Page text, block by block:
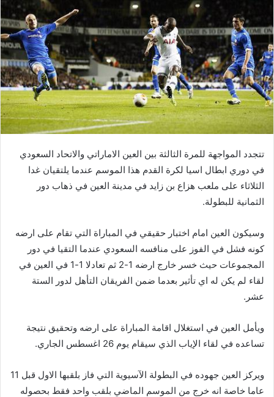
تتجدد المواجهة للمرة الثالثة بين العين الاماراتي والاتحاد السعودي
في دوري ابطال اسيا لكرة القدم هذا الموسم عندما يلتقيان غدا
الثلاثاء على ملعب هزاع بن زايد في مدينة العين في ذهاب دور
الثمانية للبطولة.
وسيكون العين امام اختبار حقيقي في المباراة التي تقام على ارضه
كونه فشل في الفوز على منافسه السعودي عندما التقيا في دور
المجموعات حيث خسر خارج ارضه 1-2 ثم تعادلا 1-1 في العين في
لقاء لم يكن له اي تأثير بعدما ضمن الفريقان التأهل لدور الستة
عشر.
ويأمل العين في استغلال اقامة المباراة على ارضه وتحقيق نتيجة
تساعده في لقاء الإياب الذي سيقام يوم 26 اغسطس الجاري.
ويركز العين جهوده في البطولة الآسيوية التي فاز بلقبها الاول قبل 11
عاما خاصة انه خرج من الموسم الماضي بلقب واحد فقط بحصوله